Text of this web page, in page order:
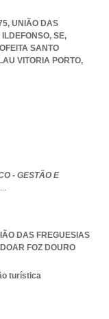
UNIÃO DAS
SE,
SANTO
VITORIA PORTO,
- GESTÃO E
...
DAS FREGUESIAS
FOZ DOURO
turística